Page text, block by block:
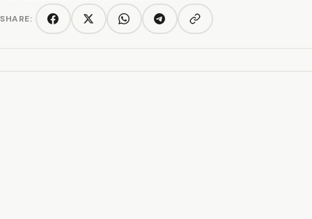
SHARE:
FacebookTwitter/XWhatsAppTelegramCopy link